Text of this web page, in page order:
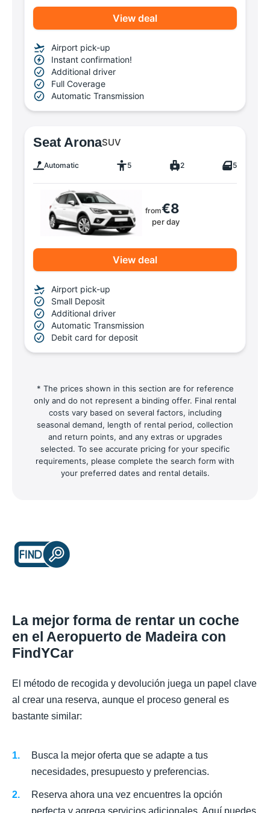
View deal
Airport pick-up
Instant confirmation!
Additional driver
Full Coverage
Automatic Transmission
Seat AronaSUV
Automatic 5 2 5
from€8
per day
View deal
Airport pick-up
Small Deposit
Additional driver
Automatic Transmission
Debit card for deposit
* The prices shown in this section are for reference
only and do not represent a binding offer. Final rental
costs vary based on several factors, including
seasonal demand, length of rental period, collection
and return points, and any extras or upgrades
selected. To see accurate pricing for your specific
requirements, please complete the search form with
your preferred dates and rental details.
La mejor forma de rentar un coche
en el Aeropuerto de Madeira con
FindYCar
El método de recogida y devolución juega un papel clave
al crear una reserva, aunque el proceso general es
bastante similar:
Busca la mejor oferta que se adapte a tus
necesidades, presupuesto y preferencias.
Reserva ahora una vez encuentres la opción
perfecta y agrega servicios adicionales. Aquí puedes